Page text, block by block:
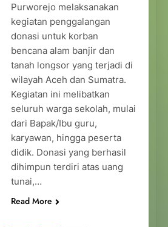
Purworejo melaksanakan
kegiatan penggalangan
donasi untuk korban
bencana alam banjir dan
tanah longsor yang terjadi di
wilayah Aceh dan Sumatra.
Kegiatan ini melibatkan
seluruh warga sekolah, mulai
dari Bapak/Ibu guru,
karyawan, hingga peserta
didik. Donasi yang berhasil
dihimpun terdiri atas uang
tunai,…
Read More